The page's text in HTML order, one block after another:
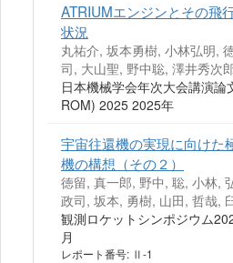
ATRIUMエンジンとその飛
状況
丸祐介, 坂本勇樹, 小林弘明,
司, 大山聖, 野中聡, 澤井秀次
日本機械学会年次大会講演論
ROM) 2025 2025年
宇宙往還機の実現に向けた
機の構想（その２）
徳留, 真一郎, 野中, 聡, 小林,
政司, 坂本, 勇樹, 山田, 哲哉,
観測ロケットシンポジウム
月
レポート番号: Ⅱ-1